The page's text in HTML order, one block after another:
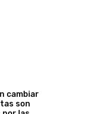
cambiar
son